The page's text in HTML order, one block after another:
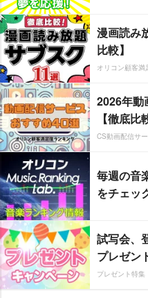
漫画読み
比較】
オリコン顧客
2026年動
【徹底比
CS動画配信サ
毎週の音
をチェッ
試写会、
プレゼン
プレゼント特集